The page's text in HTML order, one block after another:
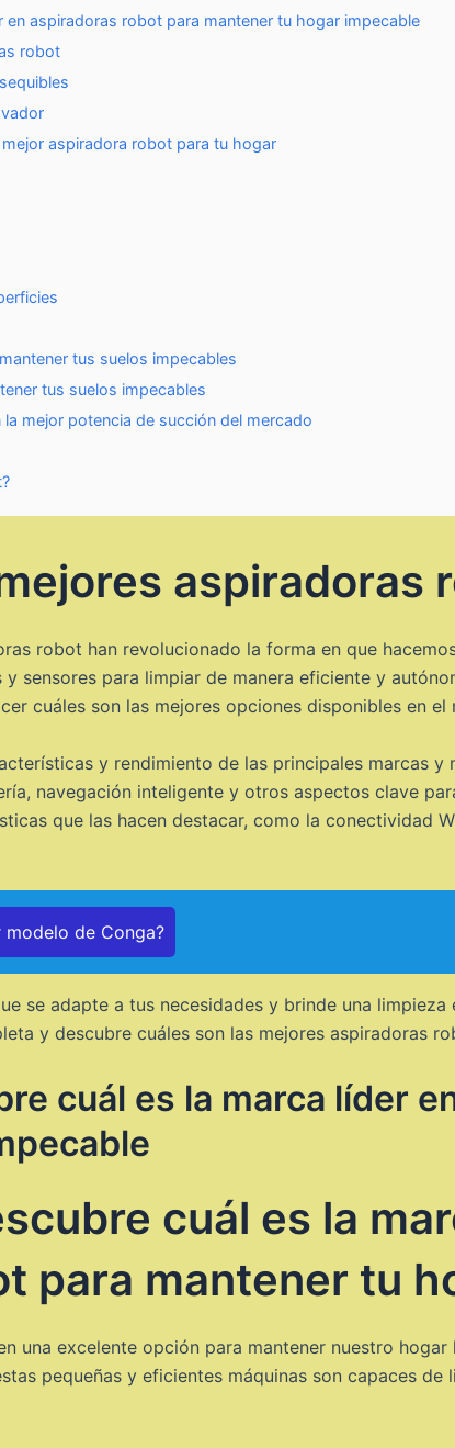
en aspiradoras robot para mantener tu hogar impecable
robot
aspiradora robot para tu hogar
tus suelos impecables
tus suelos impecables
mejor potencia de succión del mercado
aspiradoras
robot han revolucionado la forma en que
sensores para limpiar de manera eficiente y
cuáles son las mejores opciones disponibles en el
y rendimiento de las principales marcas
navegación inteligente y otros aspectos clave
que las hacen destacar, como la conectividad
modelo de Conga?
se adapte a tus necesidades y brinde una
y descubre cuáles son las mejores aspiradoras
cuál es la marca líder
cuál es la
para mantener tu
una excelente opción para mantener nuestro
pequeñas y eficientes máquinas son capaces